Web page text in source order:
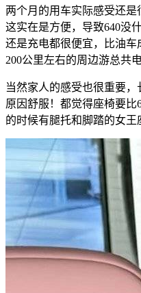
两个月的用车实际感受还是
这实在是方便，导致640没
还是充电都很便宜，比油车
200公里左右的周边游总共
当然家人的感受也很重要
原因舒服！都觉得座椅要
的时候有腿托和脚踏的女王